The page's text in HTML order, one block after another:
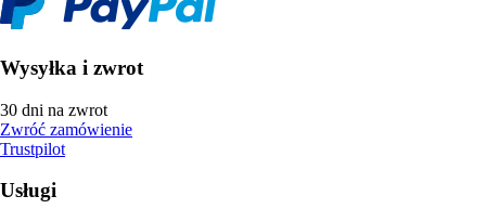
Wysyłka i zwrot
30 dni na zwrot
Zwróć zamówienie
Trustpilot
Usługi